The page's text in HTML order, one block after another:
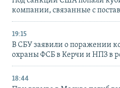
компании, связанные с
19:15
В СБУ заявили о поражении
охраны ФСБ в Керчи и НПЗ в
18:44